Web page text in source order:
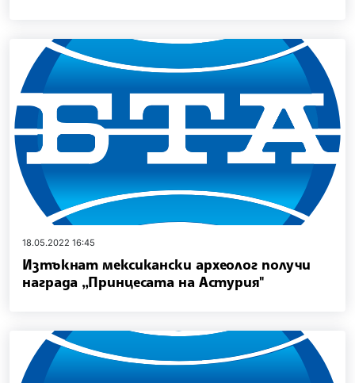
18.05.2022 16:45
Изтъкнат мексикански археолог получи
награда „Принцесата на Астурия"